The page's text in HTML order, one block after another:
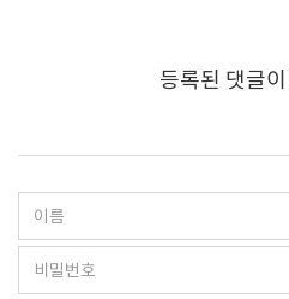
등록된 댓글